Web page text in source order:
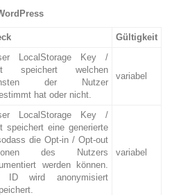
Gültigkeit
LocalStorage Key /
speichert welchen
der Nutzer
hat oder nicht.
variabel
LocalStorage Key /
speichert eine generierte
die Opt-in / Opt-out
des Nutzers
werden können.
ID wird anonymisiert
variabel